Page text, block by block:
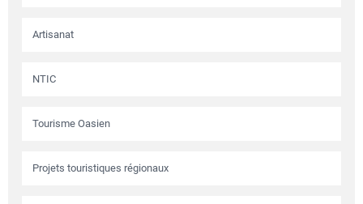
Artisanat
NTIC
Tourisme Oasien
Projets touristiques régionaux